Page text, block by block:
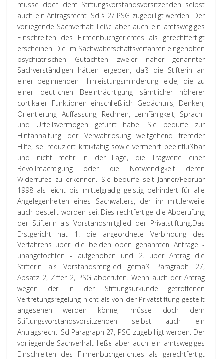
müsse doch dem Stiftungsvorstandsvorsitzenden selbst
auch ein Antragsrecht iSd § 27 PSG zugebilligt werden. Der
vorliegende Sachverhalt ließe aber auch ein amtswegiges
Einschreiten des Firmenbuchgerichtes als gerechtfertigt
erscheinen. Die im Sachwalterschaftsverfahren eingeholten
psychiatrischen Gutachten zweier näher genannter
Sachverständigen hätten ergeben, daß die Stifterin an
einer beginnenden Hirnleistungsminderung leide, die zu
einer deutlichen Beeinträchtigung sämtlicher höherer
cortikaler Funktionen einschließlich Gedächtnis, Denken,
Orientierung, Auffassung, Rechnen, Lernfähigkeit, Sprach-
und Urteilsvermögen geführt habe. Sie bedürfe zur
Hintanhaltung der Verwahrlosung weitgehend fremder
Hilfe, sei reduziert kritikfähig sowie vermehrt beeinflußbar
und nicht mehr in der Lage, die Tragweite einer
Bevollmächtigung oder die Notwendigkeit deren
Widerrufes zu erkennen. Sie bedürfe seit Jänner/Februar
1998 als leicht bis mittelgradig geistig behindert für alle
Angelegenheiten eines Sachwalters, der ihr mittlerweile
auch bestellt worden sei. Dies rechtfertige die Abberufung
der Stifterin als Vorstandsmitglied der Privatstiftung.Das
Erstgericht hat 1. die angeordnete Verbindung des
Verfahrens über die beiden oben genannten Anträge -
unangefochten - aufgehoben und 2. über Antrag die
Stifterin als Vorstandsmitglied gemäß Paragraph 27,
Absatz 2, Ziffer 2, PSG abberufen. Wenn auch der Antrag
wegen der in der Stiftungsurkunde getroffenen
Vertretungsregelung nicht als von der Privatstiftung gestellt
angesehen werden könne, müsse doch dem
Stiftungsvorstandsvorsitzenden selbst auch ein
Antragsrecht iSd Paragraph 27, PSG zugebilligt werden. Der
vorliegende Sachverhalt ließe aber auch ein amtswegiges
Einschreiten des Firmenbuchgerichtes als gerechtfertigt